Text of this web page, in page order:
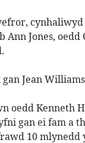
Ann Jones,
Jean
oedd Kenneth
gan ei fam a
10 mlynedd